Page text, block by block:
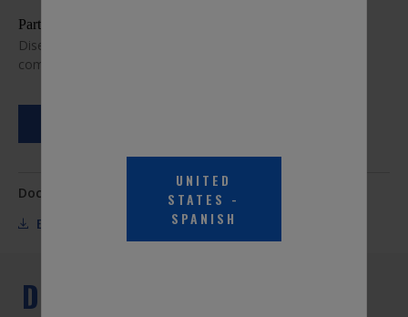
UNITED
STATES -
SPANISH
Part #PSH191
Diseñado para que dure 4 veces más* y ofrece visibilidad
completa.
Documentación técnica:
ESPECIFICACIONES
DESCRIPCIÓN DEL